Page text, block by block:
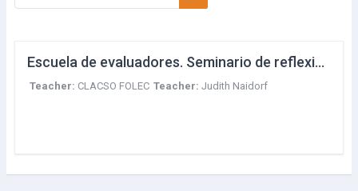
Search courses
Escuela de evaluadores. Seminario de reflexión y formación en perspectivas teórico-metodológicas para construir y revisar prácticas y herramientas alternativas de evaluación científica y académica
Teacher: CLACSO FOLEC Teacher:Judith Naidorf